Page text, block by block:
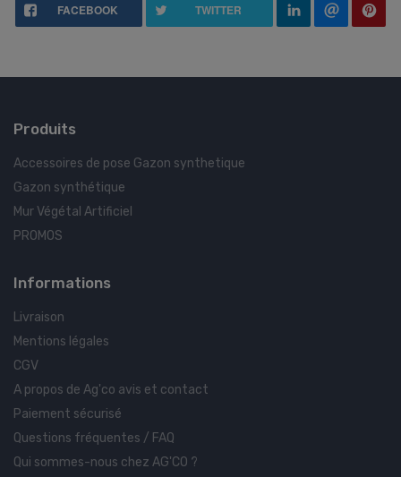
FACEBOOK TWITTER
Produits
Accessoires de pose Gazon synthetique
Gazon synthétique
Mur Végétal Artificiel
PROMOS
Informations
Livraison
Mentions légales
CGV
A propos de Ag'co avis et contact
Paiement sécurisé
Questions fréquentes / FAQ
Qui sommes-nous chez AG'CO ?